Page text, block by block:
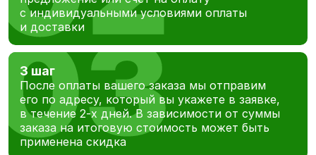
с индивидуальными условиями оплаты
и доставки
3 шаг
После оплаты вашего заказа мы отправим
его по адресу, который вы укажете в заявке,
в течение 2-х дней. В зависимости от суммы
заказа на итоговую стоимость может быть
применена скидка